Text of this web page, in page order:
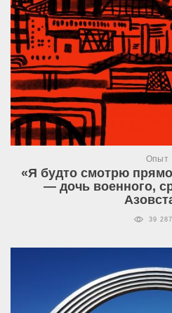
Опыт
«Я будто смотрю
— дочь военного,
39 287